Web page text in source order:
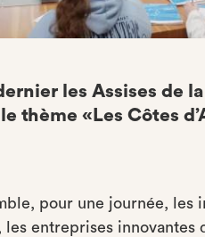
les Assises de
thème «Les Côtes
pour une journée, les
les entreprises